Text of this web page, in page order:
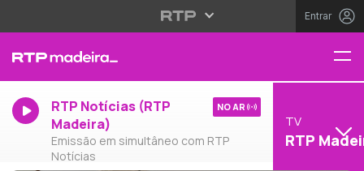
Entrar
RTP Notícias (RTP
Madeira)
Emissão em simultâneo com RTP
Notícias
NO AR
TV
RTP